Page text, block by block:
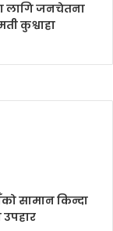
लागि जनचेतना
कुश्वाहा
सामान किन्दा